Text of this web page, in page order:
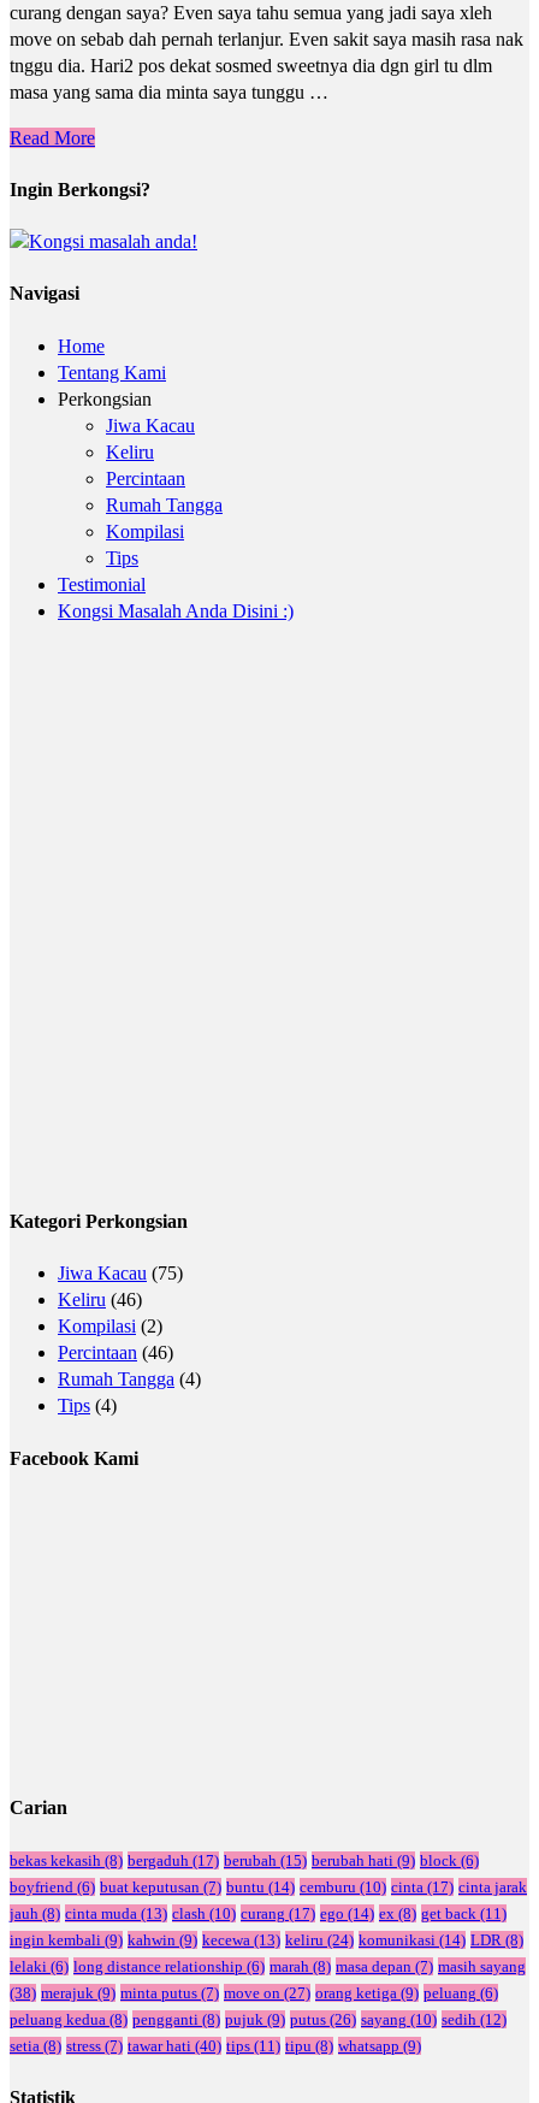
curang dengan saya? Even saya tahu semua yang jadi saya xleh
move on sebab dah pernah terlanjur. Even sakit saya masih rasa nak
tnggu dia. Hari2 pos dekat sosmed sweetnya dia dgn girl tu dlm
masa yang sama dia minta saya tunggu …
Read More
Ingin Berkongsi?
Navigasi
Home
Tentang Kami
Perkongsian
Jiwa Kacau
Keliru
Percintaan
Rumah Tangga
Kompilasi
Tips
Testimonial
Kongsi Masalah Anda Disini :)
Kategori Perkongsian
Jiwa Kacau (75)
Keliru (46)
Kompilasi (2)
Percintaan (46)
Rumah Tangga (4)
Tips (4)
Facebook Kami
Carian
bekas kekasih (8) bergaduh (17) berubah (15) berubah hati (9) block (6)
boyfriend (6) buat keputusan (7) buntu (14) cemburu (10) cinta (17) cinta jarak
jauh (8) cinta muda (13) clash (10) curang (17) ego (14) ex (8) get back (11)
ingin kembali (9) kahwin (9) kecewa (13) keliru (24) komunikasi (14) LDR (8)
lelaki (6) long distance relationship (6) marah (8) masa depan (7) masih sayang
(38) merajuk (9) minta putus (7) move on (27) orang ketiga (9) peluang (6)
peluang kedua (8) pengganti (8) pujuk (9) putus (26) sayang (10) sedih (12)
setia (8) stress (7) tawar hati (40) tips (11) tipu (8) whatsapp (9)
Statistik